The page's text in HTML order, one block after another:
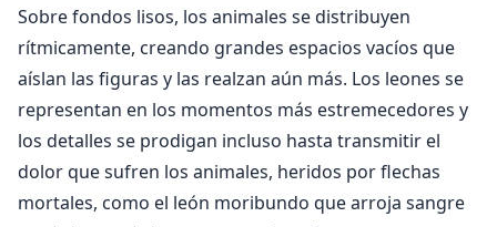
Sobre fondos lisos, los animales se distribuyen
rítmicamente, creando grandes espacios vacíos que
aíslan las figuras y las realzan aún más. Los leones se
representan en los momentos más estremecedores y
los detalles se prodigan incluso hasta transmitir el
dolor que sufren los animales, heridos por flechas
mortales, como el león moribundo que arroja sangre